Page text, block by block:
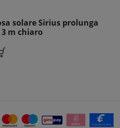
solare Sirius prolunga
3 m chiaro